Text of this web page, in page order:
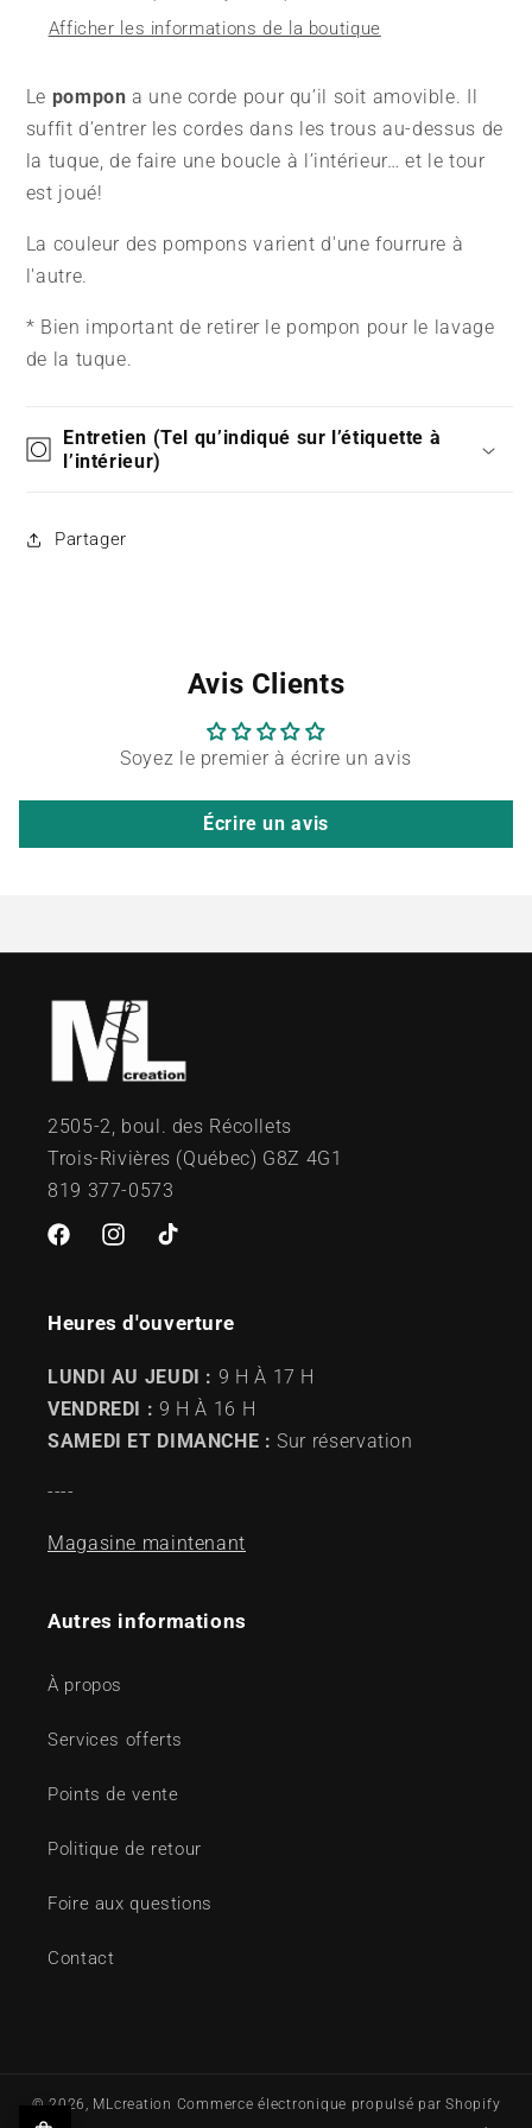
Afficher les informations de la boutique
Le pompon a une corde pour qu’il soit amovible. Il
suffit d’entrer les cordes dans les trous au-dessus de
la tuque, de faire une boucle à l’intérieur… et le tour
est joué!
La couleur des pompons varient d'une fourrure à
l'autre.
* Bien important de retirer le pompon pour le lavage
de la tuque.
Entretien (Tel qu’indiqué sur l’étiquette à
l’intérieur)
Partager
Avis Clients
Soyez le premier à écrire un avis
Écrire un avis
2505-2, boul. des Récollets
Trois-Rivières (Québec) G8Z 4G1
819 377-0573
FacebookInstagramTikTok
Heures d'ouverture
LUNDI AU JEUDI : 9 H À 17 H
VENDREDI : 9 H À 16 H
SAMEDI ET DIMANCHE : Sur réservation
----
Magasine maintenant
Autres informations
À propos
Services offerts
Points de vente
Politique de retour
Foire aux questions
Contact
© 2026, MLcreation Commerce électronique propulsé par Shopify